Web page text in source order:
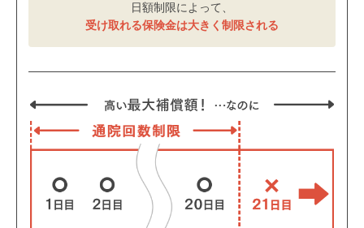
日額制限によって、
受け取れる保険金は大きく制限される